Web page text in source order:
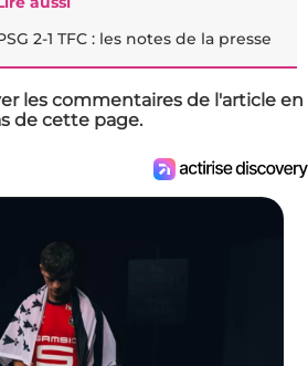
2-1 TFC : les notes de la presse
les commentaires de l'article en
de cette page.